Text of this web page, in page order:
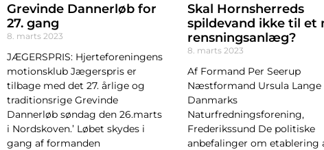
Grevinde Dannerløb for
27. gang
8. marts 2023
JÆGERSPRIS: Hjerteforeningens
motionsklub Jægerspris er
tilbage med det 27. årlige og
traditionsrige Grevinde
Dannerløb søndag den 26.marts
i Nordskoven.’ Løbet skydes i
gang af formanden
Skal Hornsherreds
spildevand ikke til et
rensningsanlæg?
8. marts 2023
Af Formand Per Seerup
Næstformand Ursula Lange
Danmarks
Naturfredningsforening,
Frederikssund De politiske
anbefalinger om etablering